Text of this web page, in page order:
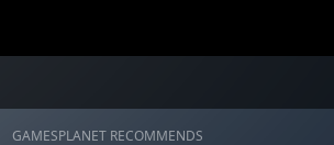
GAMESPLANET RECOMMENDS